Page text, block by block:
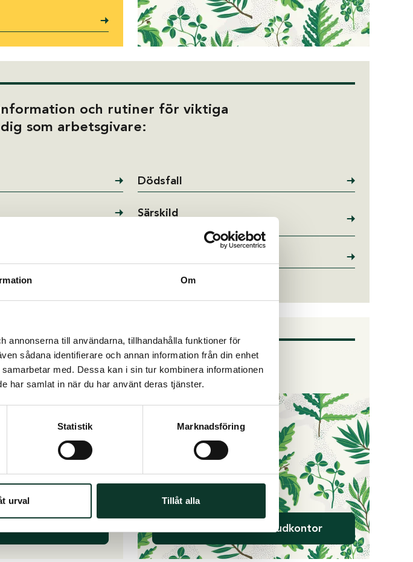
Om
annonserna till användarna, tillhandahålla funktioner för
sådana identifierare och annan information från din enhet
med. Dessa kan i sin tur kombinera informationen
har samlat in när du har använt deras tjänster.
Statistik Marknadsföring
urval Tillåt alla
och rutiner för viktiga
som arbetsgivare:
Dödsfall
Särskild
6,3%
Genomsnittlig 5-
årsavkastning
267%
Solvens
Om oss
Huvudkontoret
Kontakta vårt huvudkontor